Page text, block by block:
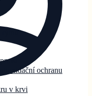
rýmu
ochranu
v krvi